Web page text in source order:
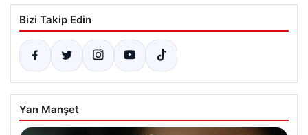
Bizi Takip Edin
Yan Manşet